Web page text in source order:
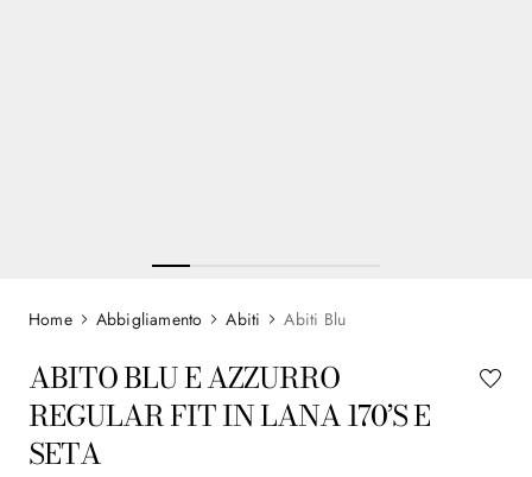
Abbigliamento Abiti Abiti Blu
ABITO BLU E AZZURRO
REGULAR FIT IN LANA 170’S E
SETA